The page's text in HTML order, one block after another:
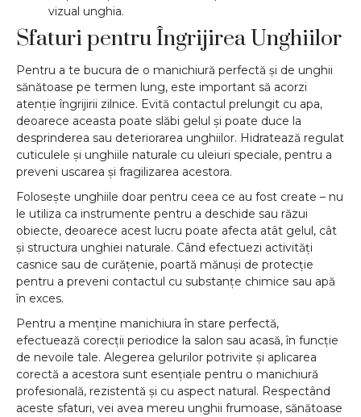
vizual unghia.
Sfaturi pentru Îngrijirea Unghiilor
Pentru a te bucura de o manichiură perfectă și de unghii
sănătoase pe termen lung, este important să acorzi
atenție îngrijirii zilnice. Evită contactul prelungit cu apa,
deoarece aceasta poate slăbi gelul și poate duce la
desprinderea sau deteriorarea unghiilor. Hidratează regulat
cuticulele și unghiile naturale cu uleiuri speciale, pentru a
preveni uscarea și fragilizarea acestora.
Folosește unghiile doar pentru ceea ce au fost create – nu
le utiliza ca instrumente pentru a deschide sau răzui
obiecte, deoarece acest lucru poate afecta atât gelul, cât
și structura unghiei naturale. Când efectuezi activități
casnice sau de curățenie, poartă mănuși de protecție
pentru a preveni contactul cu substanțe chimice sau apă
în exces.
Pentru a menține manichiura în stare perfectă,
efectuează corecții periodice la salon sau acasă, în funcție
de nevoile tale. Alegerea gelurilor potrivite și aplicarea
corectă a acestora sunt esențiale pentru o manichiură
profesională, rezistentă și cu aspect natural. Respectând
aceste sfaturi, vei avea mereu unghii frumoase, sănătoase